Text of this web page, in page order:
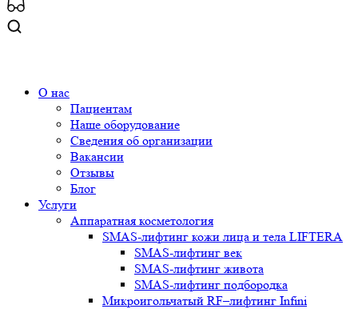
О нас
Пациентам
Наше оборудование
Сведения об организации
Вакансии
Отзывы
Блог
Услуги
Аппаратная косметология
SMAS-лифтинг кожи лица и тела LIFTERA
SMAS-лифтинг век
SMAS-лифтинг живота
SMAS-лифтинг подбородка
Микроигольчатый RF–лифтинг Infini